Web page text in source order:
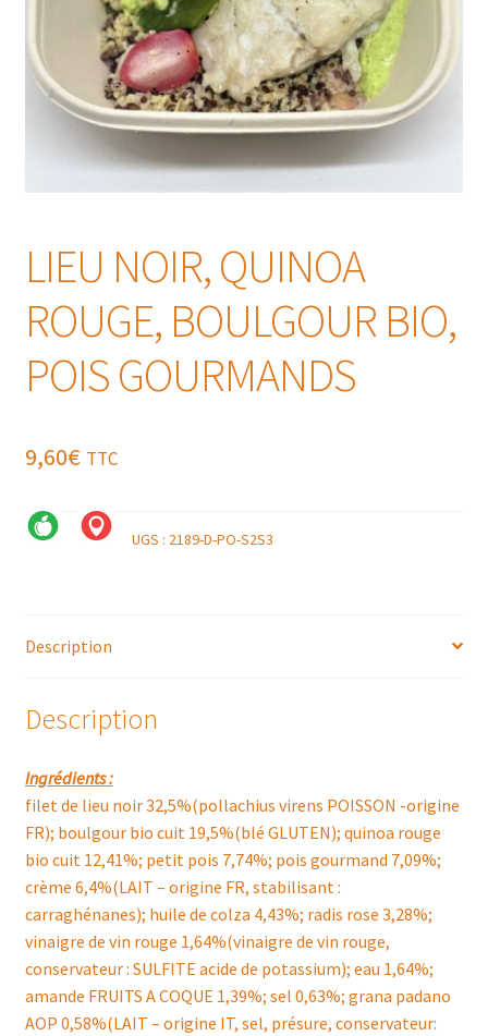
LIEU NOIR, QUINOA
ROUGE, BOULGOUR BIO,
POIS GOURMANDS
9,60€ TTC
UGS : 2189-D-PO-S2S3
Description
Description
Ingrédients :
filet de lieu noir 32,5%(pollachius virens POISSON -origine
FR); boulgour bio cuit 19,5%(blé GLUTEN); quinoa rouge
bio cuit 12,41%; petit pois 7,74%; pois gourmand 7,09%;
crème 6,4%(LAIT – origine FR, stabilisant :
carraghénanes); huile de colza 4,43%; radis rose 3,28%;
vinaigre de vin rouge 1,64%(vinaigre de vin rouge,
conservateur : SULFITE acide de potassium); eau 1,64%;
amande FRUITS A COQUE 1,39%; sel 0,63%; grana padano
AOP 0,58%(LAIT – origine IT, sel, présure, conservateur: